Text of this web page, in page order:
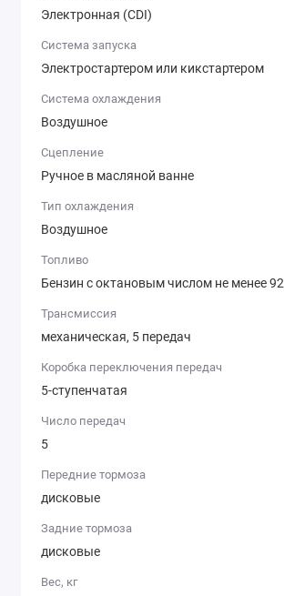
Электронная (CDI)
Система запуска
Электростартером или кикстартером
Система охлаждения
Воздушное
Сцепление
Ручное в масляной ванне
Тип охлаждения
Воздушное
Топливо
Бензин с октановым числом не менее 92
Трансмиссия
механическая, 5 передач
Коробка переключения передач
5-ступенчатая
Число передач
5
Передние тормоза
дисковые
Задние тормоза
дисковые
Вес, кг